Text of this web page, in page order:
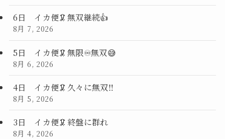
6日 イカ便🦑無双継続👍
8月 7, 2026
5日 イカ便🦑無限♾️無双😅
8月 6, 2026
4日 イカ便🦑久々に無双‼️
8月 5, 2026
3日 イカ便🦑終盤に群れ
8月 4, 2026